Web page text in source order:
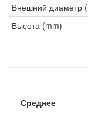
Внешний диаметр
Высота (mm)
Среднее